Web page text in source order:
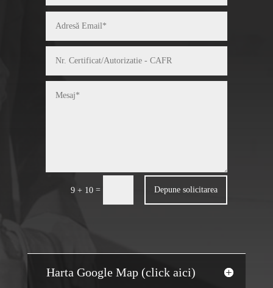
9 + 10 = Depune solicitarea
Harta Google Map (click aici)